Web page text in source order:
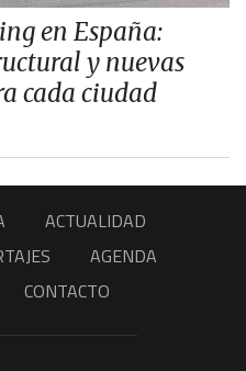
en España:
y nuevas
cada ciudad
ACTUALIDAD
AGENDA
CONTACTO